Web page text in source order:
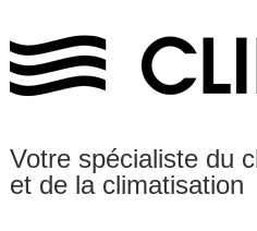
Votre spécialiste du
et de la climatisation